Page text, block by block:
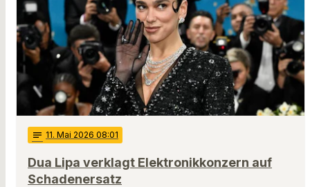
notes 11. Mai 2026 08:01
Dua Lipa verklagt Elektronikkonzern auf
Schadenersatz